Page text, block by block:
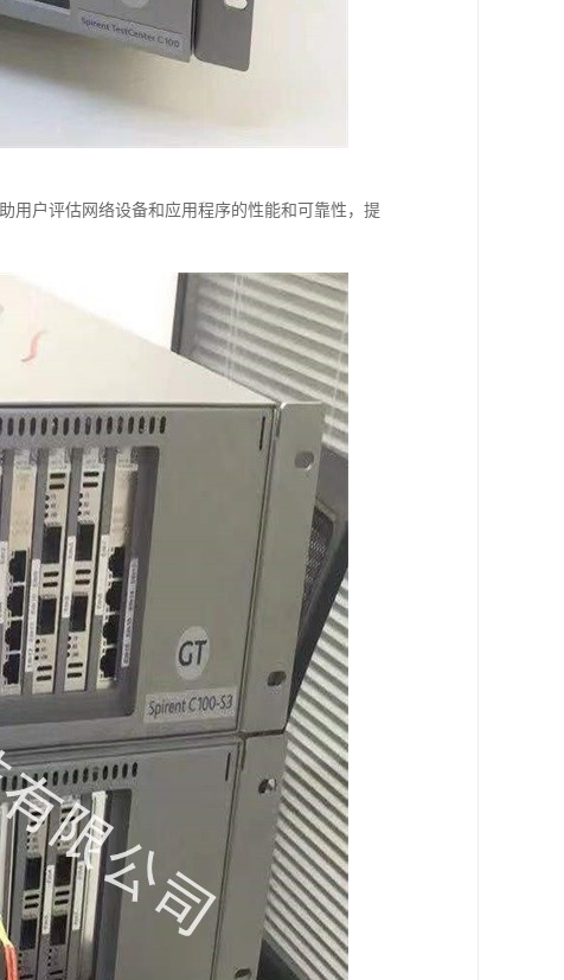
用户评估网络设备和应用程序的性能和可靠性，提